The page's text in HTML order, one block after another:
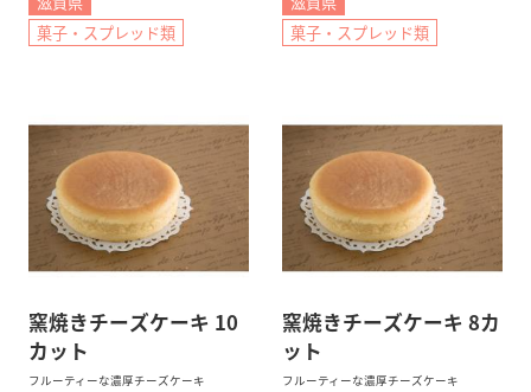
菓子・スプレッド類
菓子・スプレッド類
窯焼きチーズケーキ 10
カット
フルーティーな濃厚チーズケーキ
窯焼きチーズケーキ 8カ
ット
フルーティーな濃厚チーズケーキ